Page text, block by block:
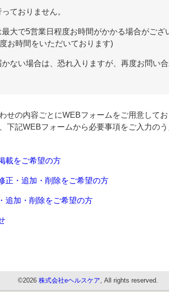
ておりません。
最大で5営業日程度お時間がかかる場合がご
お時間をいただいております)
ない場合は、恐れ入りますが、再度お問い
せの内容ごとにWEBフォームをご用意してお
下記WEBフォームから必要事項をご入力の
載をご希望の方
正・追加・削除をご希望の方
追加・削除をご希望の方
©2026 株式会社eヘルスケア, All rights reserved.